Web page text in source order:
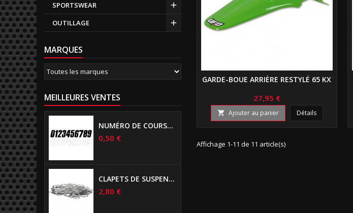
SPORTSWEAR
OUTILLAGE
MARQUES
MEILLEURES VENTES
NUMÉRO DE COURSE US 17 CM NOIR
0,50 €
CLAPETS DE SUSPENSIONS DIAMÈTRE 6MM
2,80 €
GARDE-BOUE ARRIÈRE RESTYLÉ 65 KX
27,95 €
 Ajouter au panier Détails
Affichage 1-11 de 11 article(s)